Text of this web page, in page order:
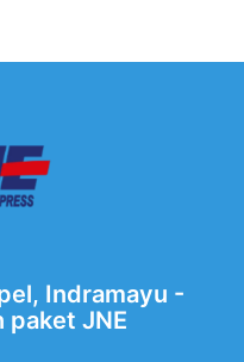
Indramayu -
paket JNE